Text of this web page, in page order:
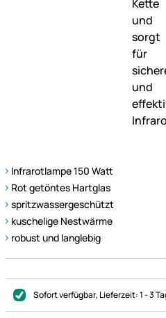
Infrarotlampe 150 Watt
Rot getöntes Hartglas
spritzwassergeschützt
kuschelige Nestwärme
robust und langlebig
Sofort verfügbar, Lieferzeit:1 - 3